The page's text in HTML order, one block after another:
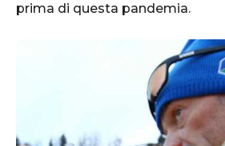
prima di questa pandemia.